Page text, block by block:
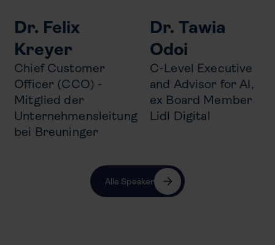
Dr. Felix
Kreyer
Chief Customer
Officer (CCO) -
Mitglied der
Unternehmensleitung
bei Breuninger
Dr. Tawia
Odoi
C-Level Executive
and Advisor for AI,
ex Board Member
Lidl Digital
Alle Speaker